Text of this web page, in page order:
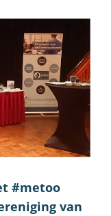
#metoo
van